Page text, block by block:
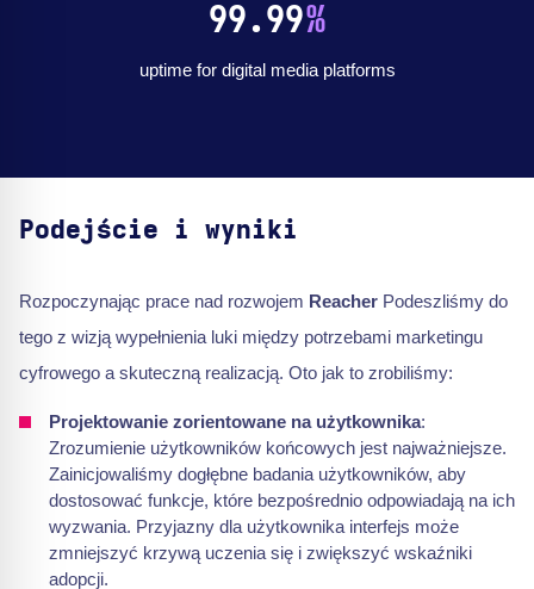
99.99%
uptime for digital media platforms
Podejście i wyniki
Rozpoczynając prace nad rozwojem Reacher Podeszliśmy do
tego z wizją wypełnienia luki między potrzebami marketingu
cyfrowego a skuteczną realizacją. Oto jak to zrobiliśmy:
Projektowanie zorientowane na użytkownika:
Zrozumienie użytkowników końcowych jest najważniejsze.
Zainicjowaliśmy dogłębne badania użytkowników, aby
dostosować funkcje, które bezpośrednio odpowiadają na ich
wyzwania. Przyjazny dla użytkownika interfejs może
zmniejszyć krzywą uczenia się i zwiększyć wskaźniki
adopcji.